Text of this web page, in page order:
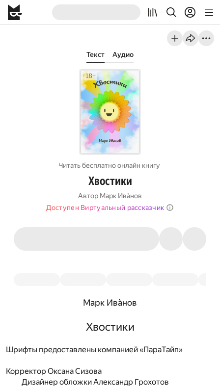
Текст Аудио
Читать бесплатно онлайн книгу
Хвостики
Автор Марк Ивàнов
Доступен Виртуальный рассказчик
Марк Ивàнов
Хвостики
Шрифты предоставлены компанией «ПараТайп»
Корректор Оксана Сизова
Дизайнер обложкиАлександр Грохотов